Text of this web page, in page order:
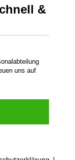
&
uns auf